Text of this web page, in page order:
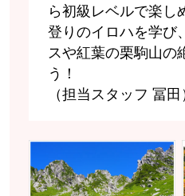
ら初級レベルで楽し
登りのイロハを学び
スや紅葉の栗駒山の
う！
（担当スタッフ 冨田